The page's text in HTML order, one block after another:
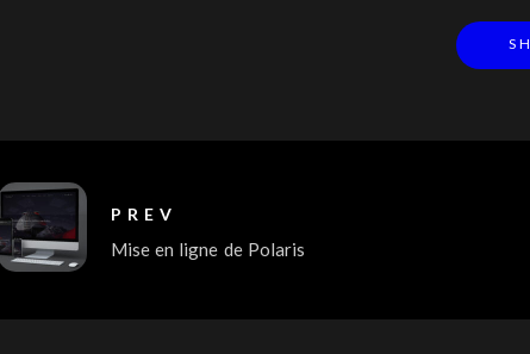
PREV
Mise en ligne de Polaris